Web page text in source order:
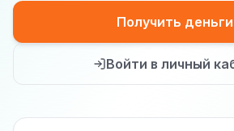
Получить деньги
Войти в личный